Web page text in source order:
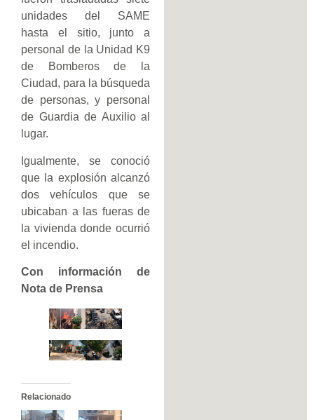
unidades del SAME
hasta el sitio, junto a
personal de la Unidad K9
de Bomberos de la
Ciudad, para la búsqueda
de personas, y personal
de Guardia de Auxilio al
lugar.
Igualmente, se conoció
que la explosión alcanzó
dos vehículos que se
ubicaban a las fueras de
la vivienda donde ocurrió
el incendio.
Con información de
Nota de Prensa
Relacionado